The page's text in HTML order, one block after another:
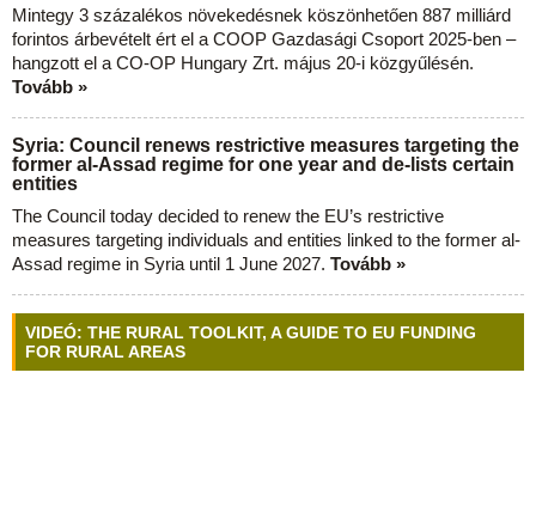
Mintegy 3 százalékos növekedésnek köszönhetően 887 milliárd
forintos árbevételt ért el a COOP Gazdasági Csoport 2025-ben –
hangzott el a CO-OP Hungary Zrt. május 20-i közgyűlésén.
Tovább »
Syria: Council renews restrictive measures targeting the
former al-Assad regime for one year and de-lists certain
entities
The Council today decided to renew the EU’s restrictive
measures targeting individuals and entities linked to the former al-
Assad regime in Syria until 1 June 2027. Tovább »
VIDEÓ: THE RURAL TOOLKIT, A GUIDE TO EU FUNDING
FOR RURAL AREAS